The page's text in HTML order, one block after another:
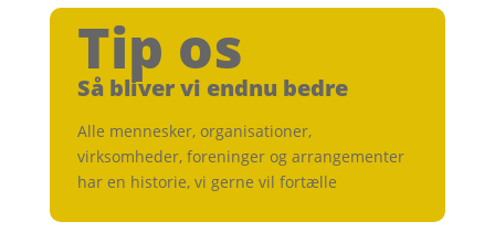
Tip os
Så bliver vi endnu bedre
Alle mennesker, organisationer,
virksomheder, foreninger og arrangementer
har en historie, vi gerne vil fortælle